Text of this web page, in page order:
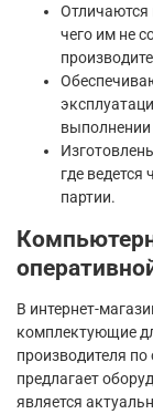
Отличаются
чего им не
выполнении
где
партии.
В интернет-
комплектующие
производителя
предлагает
является